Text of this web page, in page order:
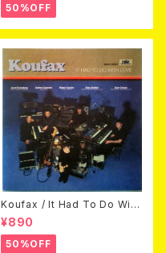
50%OFF
Koufax / It Had To Do With
Love (CD)
¥890
50%OFF